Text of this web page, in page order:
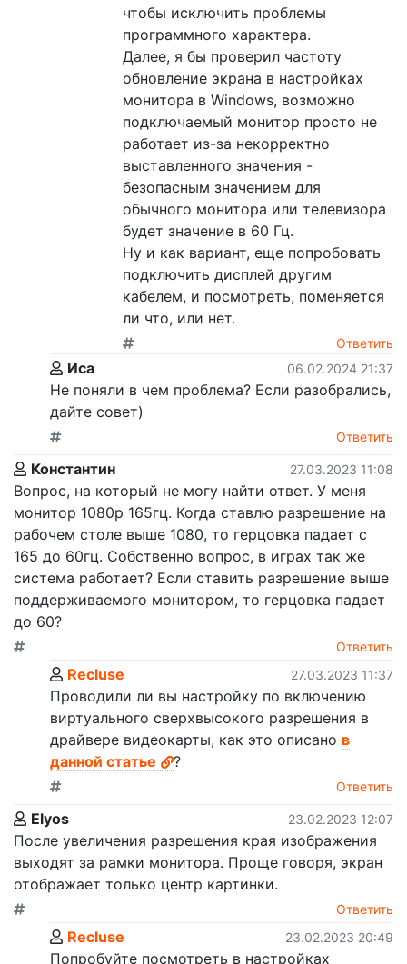
чтобы исключить проблемы
программного характера.
Далее, я бы проверил частоту
обновление экрана в настройках
монитора в Windows, возможно
подключаемый монитор просто не
работает из-за некорректно
выставленного значения -
безопасным значением для
обычного монитора или телевизора
будет значение в 60 Гц.
Ну и как вариант, еще попробовать
подключить дисплей другим
кабелем, и посмотреть, поменяется
ли что, или нет.
Ответить
Иса 06.02.2024 21:37
Не поняли в чем проблема? Если разобрались,
дайте совет)
Ответить
Константин 27.03.2023 11:08
Вопрос, на который не могу найти ответ. У меня
монитор 1080р 165гц. Когда ставлю разрешение на
рабочем столе выше 1080, то герцовка падает с
165 до 60гц. Собственно вопрос, в играх так же
система работает? Если ставить разрешение выше
поддерживаемого монитором, то герцовка падает
до 60?
Ответить
Recluse 27.03.2023 11:37
Проводили ли вы настройку по включению
виртуального сверхвысокого разрешения в
драйвере видеокарты, как это описано в
данной статье
?
Ответить
Elyos 23.02.2023 12:07
После увеличения разрешения края изображения
выходят за рамки монитора. Проще говоря, экран
отображает только центр картинки.
Ответить
Recluse 23.02.2023 20:49
Попробуйте посмотреть в настройках